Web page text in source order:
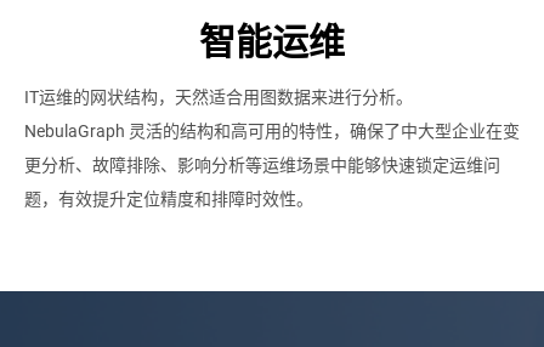
智能运维
IT运维的网状结构，天然适合用图数据来进行分析。
NebulaGraph 灵活的结构和高可用的特性，确保了中大型企业在变
更分析、故障排除、影响分析等运维场景中能够快速锁定运维问
题，有效提升定位精度和排障时效性。